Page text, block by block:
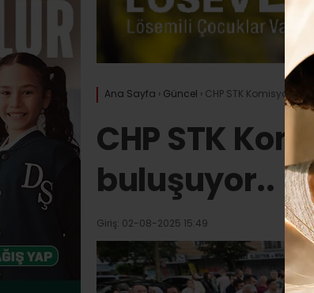
Ana Sayfa › Güncel › CHP STK Komisyonu
CHP STK
buluşuyor..
Giriş: 02-08-2025 15:49